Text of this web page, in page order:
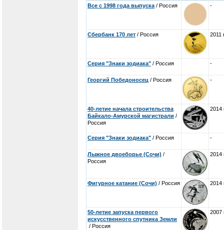
Все с 1998 года выпуска / Россия -
Сбербанк 170 лет / Россия 2011
Серия "Знаки зодиака" / Россия -
Георгий Победоносец / Россия -
40-летие начала строительства
Байкало-Амурской магистрали /
Россия
2014
Серия "Знаки зодиака" / Россия -
Лыжное двоеборье (Сочи) /
Россия
2014
Фигурное катание (Сочи) / Россия 2014
50-летие запуска первого
искусственного спутника Земли
/ Россия
2007